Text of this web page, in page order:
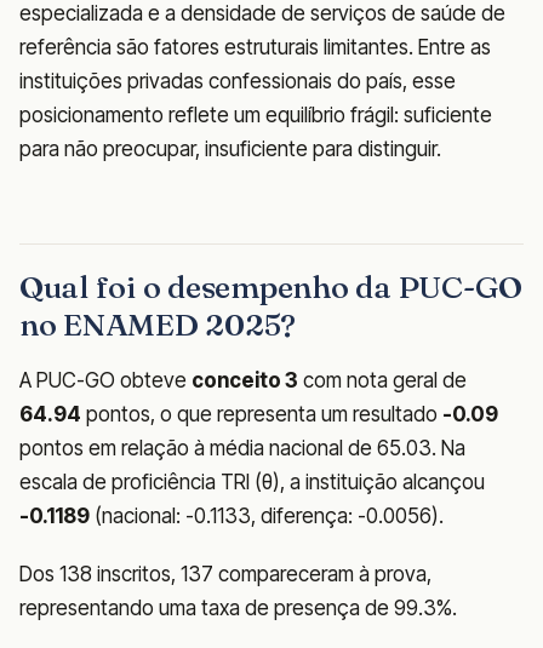
especializada e a densidade de serviços de saúde de
referência são fatores estruturais limitantes. Entre as
instituições privadas confessionais do país, esse
posicionamento reflete um equilíbrio frágil: suficiente
para não preocupar, insuficiente para distinguir.
Qual foi o desempenho da PUC-GO
no ENAMED 2025?
A PUC-GO obteve conceito 3 com nota geral de
64.94 pontos, o que representa um resultado -0.09
pontos em relação à média nacional de 65.03. Na
escala de proficiência TRI (θ), a instituição alcançou
-0.1189 (nacional: -0.1133, diferença: -0.0056).
Dos 138 inscritos, 137 compareceram à prova,
representando uma taxa de presença de 99.3%.